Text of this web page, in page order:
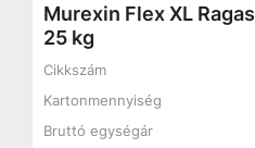
Murexin Flex XL
25 kg
Cikkszám
Kartonmennyiség
Bruttó egységár